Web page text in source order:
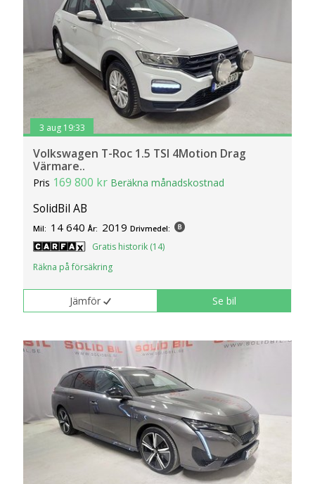
3 aug 19:33
Volkswagen T-Roc 1.5 TSI 4Motion Drag
Värmare..
Pris 169 800 kr Beräkna månadskostnad
SolidBil AB
Mil: 14 640 År: 2019 Drivmedel:
Gratis historik (14)
Räkna på försäkring
Jämför Se bil